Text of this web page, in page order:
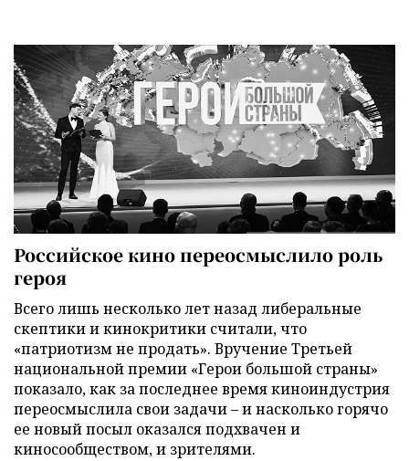
Российское кино переосмыслило роль
героя
Всего лишь несколько лет назад либеральные
скептики и кинокритики считали, что
«патриотизм не продать». Вручение Третьей
национальной премии «Герои большой страны»
показало, как за последнее время киноиндустрия
переосмыслила свои задачи – и насколько горячо
ее новый посыл оказался подхвачен и
киносообществом, и зрителями.